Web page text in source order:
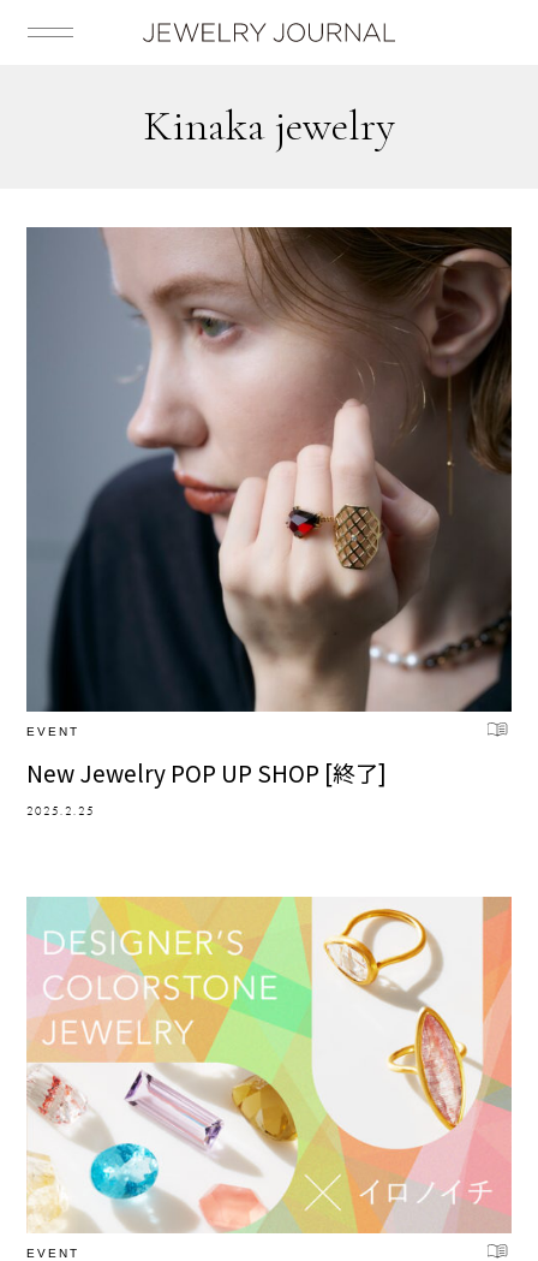
kinaka jewelry
EVENT
New Jewelry POP UP SHOP [終了]
2025.2.25
EVENT